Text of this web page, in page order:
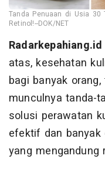
Tanda Penuaan di Usia
Retinol!--DOK/NET
Radarkepahiang.id
atas, kesehatan
bagi banyak
munculnya tanda-
solusi perawatan
efektif dan
yang mengandung